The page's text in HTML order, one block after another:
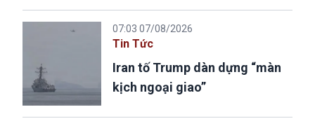
07:03 07/08/2026
Tin Tức
Iran tố Trump dàn dựng “màn
kịch ngoại giao”